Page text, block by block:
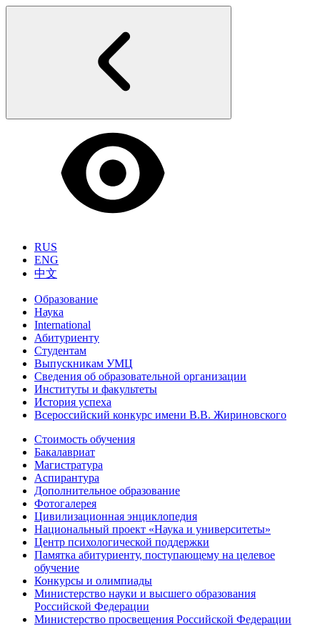
RUS
ENG
中文
Образование
Наука
International
Абитуриенту
Студентам
Выпускникам УМЦ
Сведения об образовательной организации
Институты и факультеты
История успеха
Всероссийский конкурс имени В.В. Жириновского
Стоимость обучения
Бакалавриат
Магистратура
Аспирантура
Дополнительное образование
Фотогалерея
Цивилизационная энциклопедия
Национальный проект «Наука и университеты»
Центр психологической поддержки
Памятка абитуриенту, поступающему на целевое
обучение
Конкурсы и олимпиады
Министерство науки и высшего образования
Российской Федерации
Министерство просвещения Российской Федерации